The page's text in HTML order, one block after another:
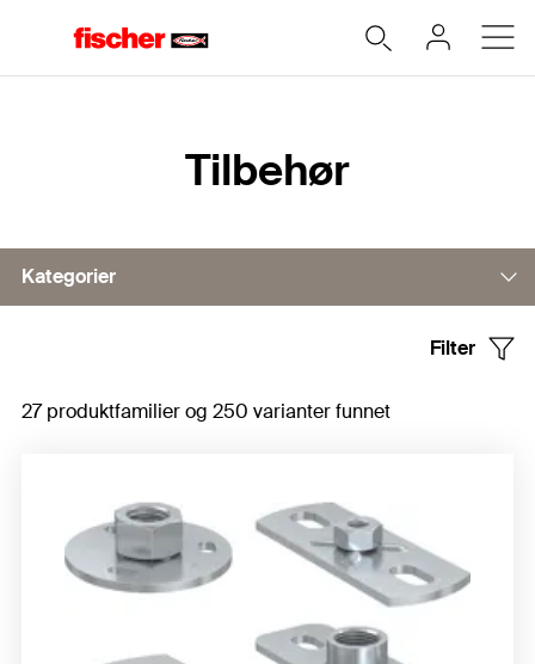
Tilbehør
Kategorier
Steel work connectors
Threaded connection
Filter
27 produktfamilier og 250 varianter funnet